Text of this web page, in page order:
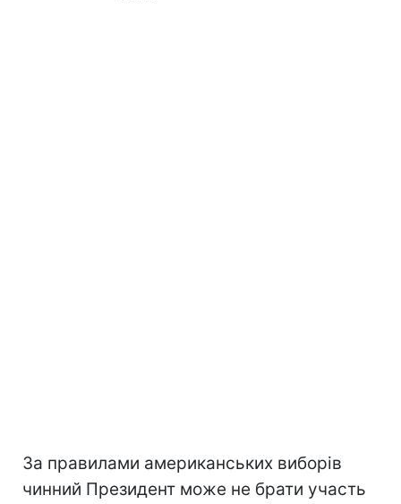
За правилами американських виборів
чинний Президент може не брати участь